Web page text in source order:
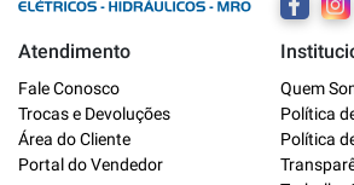
Atendimento
Fale Conosco
Trocas e Devoluções
Área do Cliente
Portal do Vendedor
Quem
Política
Política
Online
Bem vindo a Plenobras! Aqui você